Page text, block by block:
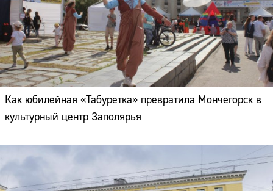
Как юбилейная «Табуретка» превратила Мончегорск в
культурный центр Заполярья